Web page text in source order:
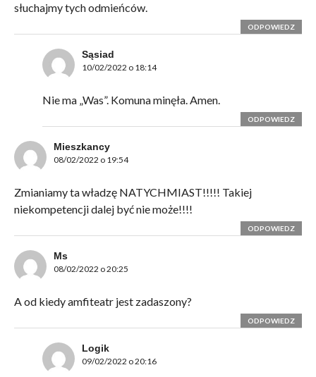
słuchajmy tych odmieńców.
ODPOWIEDZ
Sąsiad
10/02/2022 o 18:14
Nie ma „Was”. Komuna minęła. Amen.
ODPOWIEDZ
Mieszkancy
08/02/2022 o 19:54
Zmianiamy ta władzę NATYCHMIAST!!!!! Takiej
niekompetencji dalej być nie może!!!!
ODPOWIEDZ
Ms
08/02/2022 o 20:25
A od kiedy amfiteatr jest zadaszony?
ODPOWIEDZ
Logik
09/02/2022 o 20:16